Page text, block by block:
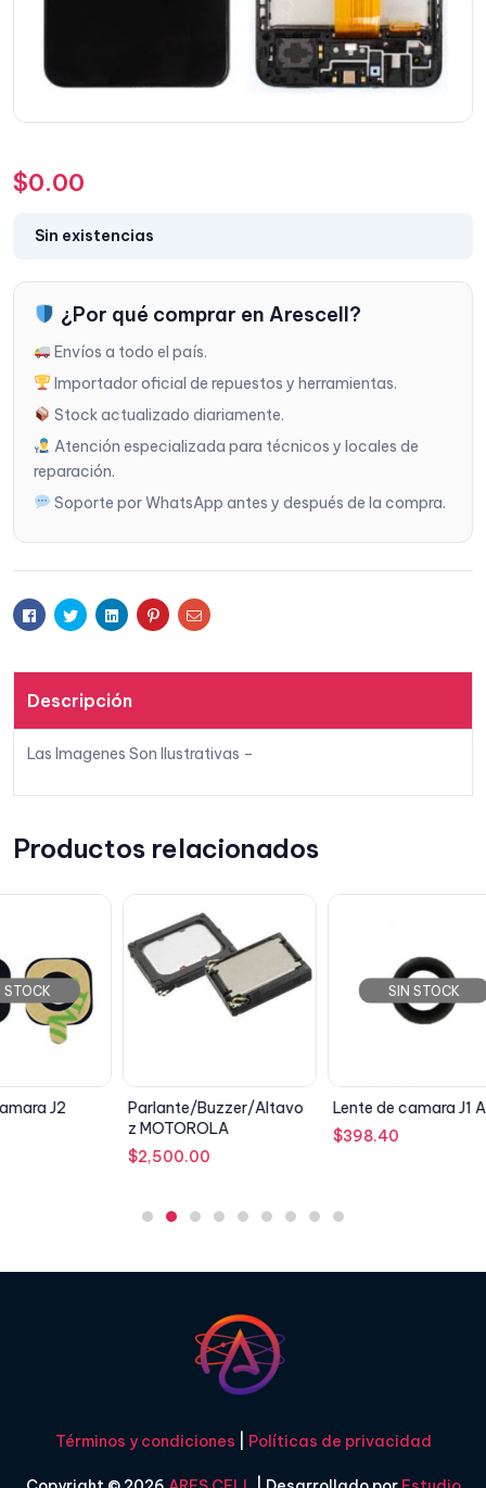
$0.00
Sin existencias
¿Por qué comprar en Arescell?
Envíos a todo el país.
Importador oficial de repuestos y herramientas.
Stock actualizado diariamente.
Atención especializada para técnicos y locales de
reparación.
Soporte por WhatsApp antes y después de la compra.
Facebook
TwitterLinkedinPinterestEmail
Descripción
Las Imagenes Son Ilustrativas –
Productos relacionados
Parlante/Buzzer/Altavo
SIN STOCK
Lente de camara J1 Ace
$
Pin De
Términos y condiciones Políticas de privacidad